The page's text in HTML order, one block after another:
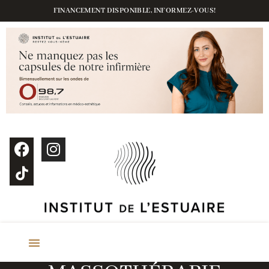
FINANCEMENT DISPONIBLE, INFORMEZ-VOUS!